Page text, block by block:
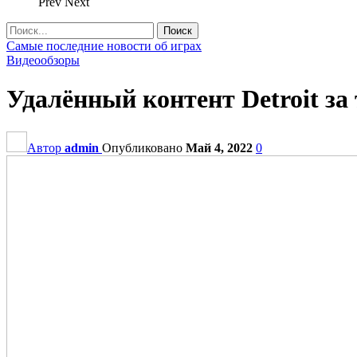
Самые последние новости об играх
Видеообзоры
Удалённый контент Detroit за
Автор admin Опубликовано Май 4, 2022 0